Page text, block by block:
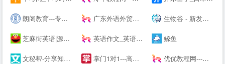
朗阁教育---专注雅思培训、新托福、SAT等出国留学英语考试留学培训机构 广东外语外贸大学 生物谷 - 新发现,新技术,新产业 - 生物医药新媒体门户
芝麻街英语|源自美国《芝麻街》3-12岁高端少儿英语教育品牌 英语作文_英语作文大全_英语作文网 鲸鱼
文秘帮-分享知识，共创价值！ 掌门1对1---高端中小学在线教育辅导品牌-名校精英在线教学-掌门一对一-掌门优课升级版 优优教程网---免费自学软件就上优优网-PS,AI,C4D,AE,UI,Sketch,平面,海报等原创免费教程在线学习-UiiiUiii--